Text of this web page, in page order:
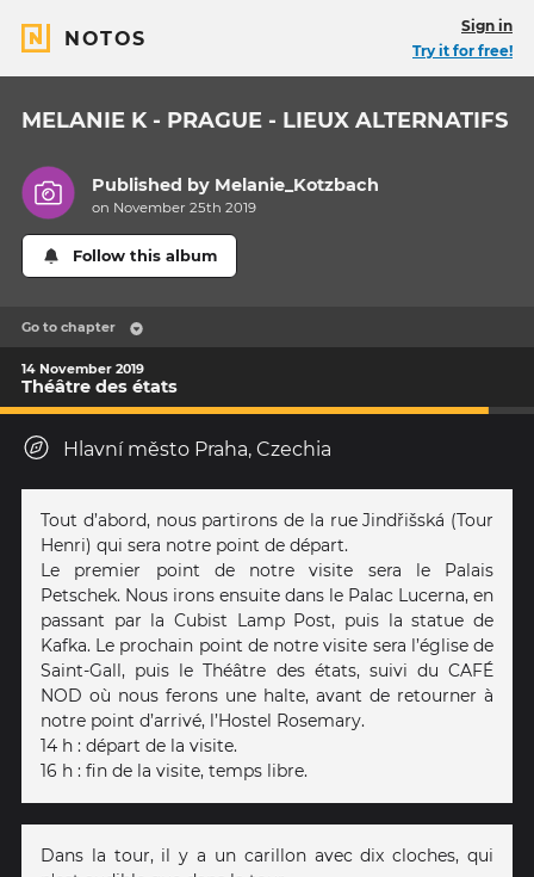
NOTOS
Sign in
Try it for free!
MELANIE K - PRAGUE - LIEUX ALTERNATIFS
Published by Melanie_Kotzbach
on November 25th 2019
Follow this album
Go to chapter
14 November 2019
Théâtre des états
Hlavní město Praha, Czechia
Tout d’abord, nous partirons de la rue Jindřišská (Tour
Henri) qui sera notre point de départ.
Le premier point de notre visite sera le Palais
Petschek. Nous irons ensuite dans le Palac Lucerna, en
passant par la Cubist Lamp Post, puis la statue de
Kafka. Le prochain point de notre visite sera l’église de
Saint-Gall, puis le Théâtre des états, suivi du CAFÉ
NOD où nous ferons une halte, avant de retourner à
notre point d’arrivé, l’Hostel Rosemary.
14 h : départ de la visite.
16 h : fin de la visite, temps libre.
Dans la tour, il y a un carillon avec dix cloches, qui